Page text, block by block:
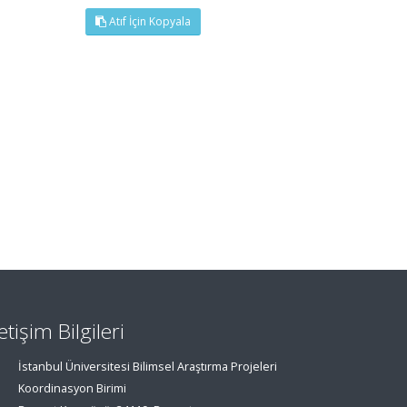
Atıf İçin Kopyala
Bilgileri
İstanbul Üniversitesi Bilimsel Araştırma Projeleri
Koordinasyon Birimi